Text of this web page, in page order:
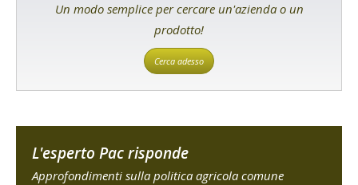
Un modo semplice per cercare un'azienda o un
prodotto!
Cerca adesso
L'esperto Pac risponde
Approfondimenti sulla politica agricola comune